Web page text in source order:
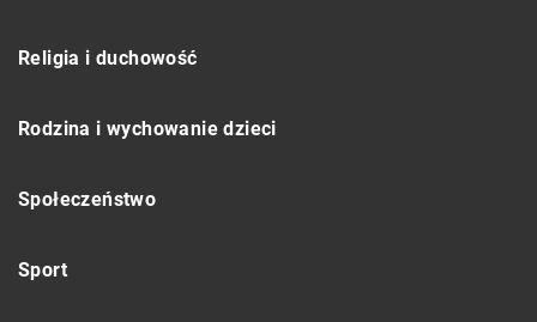
Religia i duchowość
Rodzina i wychowanie dzieci
Społeczeństwo
Sport